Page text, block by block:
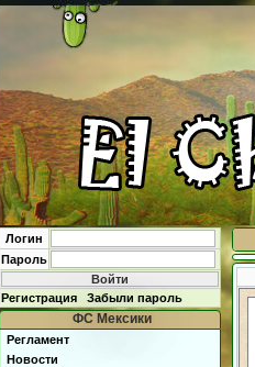
Логин
Пароль
Регистрация Забыли пароль
ФС Мексики
Регламент
Новости